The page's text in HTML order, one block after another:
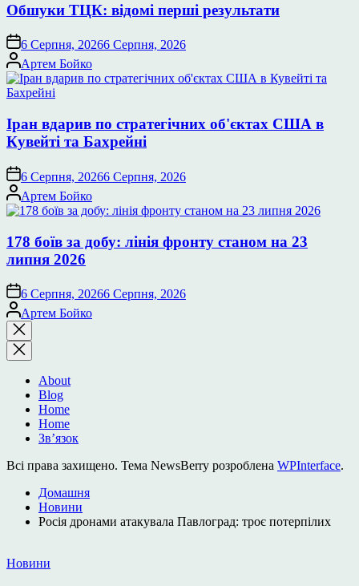
Обшуки ТЦК: відомі перші результати
6 Серпня, 20266 Серпня, 2026
Опубліковано
Артем Бойко
Іран вдарив по стратегічних об'єктах США в
Кувейті та Бахрейні
6 Серпня, 20266 Серпня, 2026
Опубліковано
Артем Бойко
178 боїв за добу: лінія фронту станом на 23
липня 2026
6 Серпня, 20266 Серпня, 2026
Опубліковано
Артем Бойко
Закрити
пошук
About
Blog
Home
Home
Зв’язок
Всі права захищено. Тема NewsBerry розроблена WPInterface.
Домашня
Новини
Росія дронами атакувала Павлоград: троє потерпілих
Опублікувати
Новини